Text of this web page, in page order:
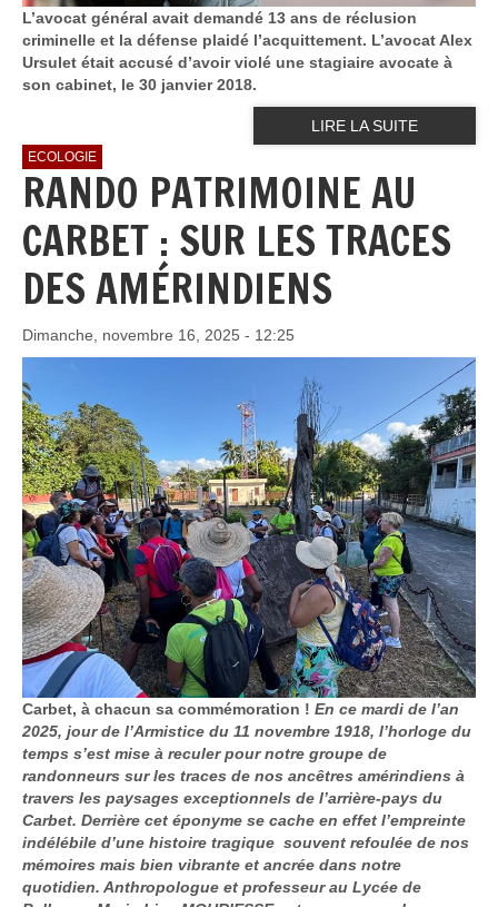
L’avocat général avait demandé 13 ans de réclusion
criminelle et la défense plaidé l’acquittement. L’avocat Alex
Ursulet était accusé d’avoir violé une stagiaire avocate à
son cabinet, le 30 janvier 2018.
LIRE LA SUITE
ECOLOGIE
RANDO PATRIMOINE AU
CARBET : SUR LES TRACES
DES AMÉRINDIENS
Dimanche, novembre 16, 2025 - 12:25
Carbet, à chacun sa commémoration ! En ce mardi de l’an
2025, jour de l’Armistice du 11 novembre 1918, l’horloge du
temps s’est mise à reculer pour notre groupe de
randonneurs sur les traces de nos ancêtres amérindiens à
travers les paysages exceptionnels de l’arrière-pays du
Carbet. Derrière cet éponyme se cache en effet l’empreinte
indélébile d’une histoire tragique souvent refoulée de nos
mémoires mais bien vibrante et ancrée dans notre
quotidien. Anthropologue et professeur au Lycée de